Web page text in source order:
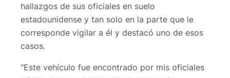
hallazgos de sus oficiales en suelo
estadounidense y tan solo en la parte que le
corresponde vigilar a él y destacó uno de esos
casos.
“Este vehículo fue encontrado por mis oficiales